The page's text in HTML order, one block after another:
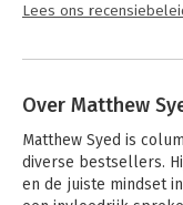
Lees ons
Over Matthew
Matthew Syed is
diverse bestsellers.
en de juiste mindset